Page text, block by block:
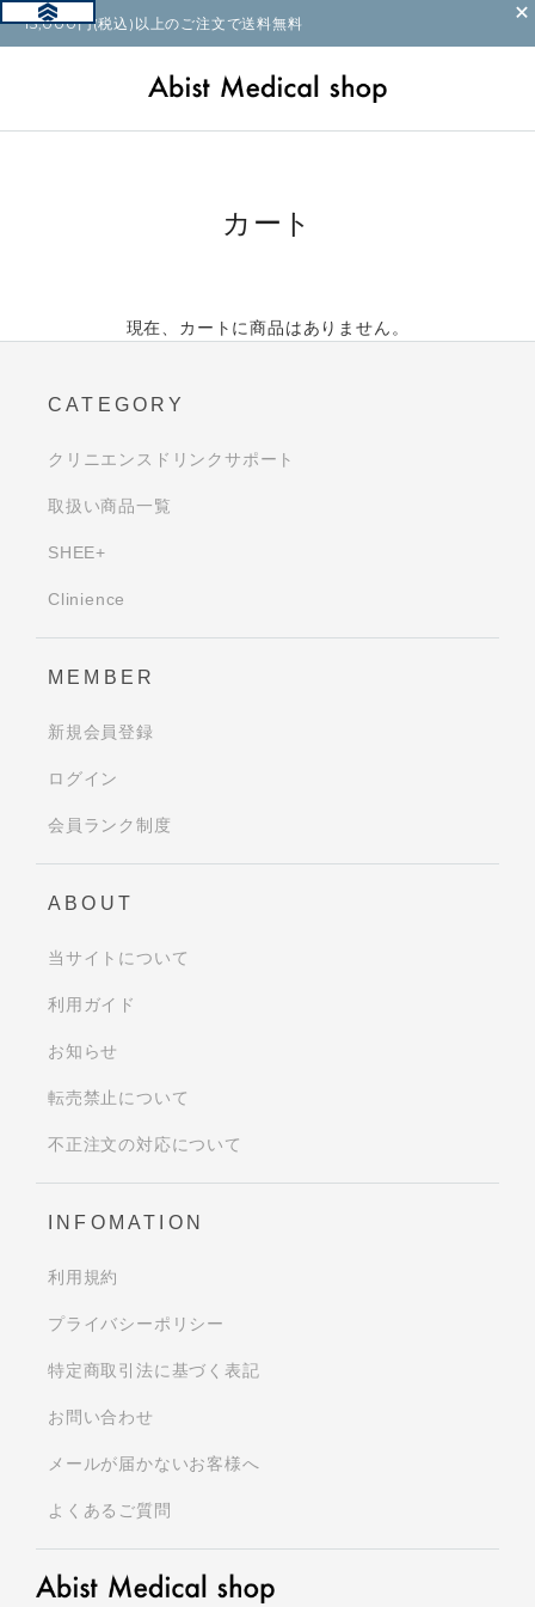
15,000円(税込)以上のご注文で送料無料
カート
現在、カートに商品はありません。
CATEGORY
クリニエンスドリンクサポート
取扱い商品一覧
SHEE+
Clinience
MEMBER
新規会員登録
ログイン
会員ランク制度
ABOUT
当サイトについて
利用ガイド
お知らせ
転売禁止について
不正注文の対応について
INFOMATION
利用規約
プライバシーポリシー
特定商取引法に基づく表記
お問い合わせ
メールが届かないお客様へ
よくあるご質問